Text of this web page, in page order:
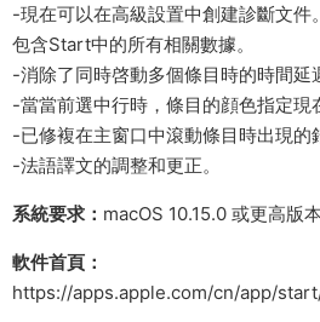
-現在可以在高級設置中創建診斷文件
包含Start中的所有相關數據。
-消除了同時啓動多個條目時的時間延
-當當前選中行時，條目的顔色指定現
-已修複在主窗口中滾動條目時出現的
-法語譯文的調整和更正。
系統要求： macOS 10.15.0 或更高版
軟件首頁：
https://apps.apple.com/cn/app/